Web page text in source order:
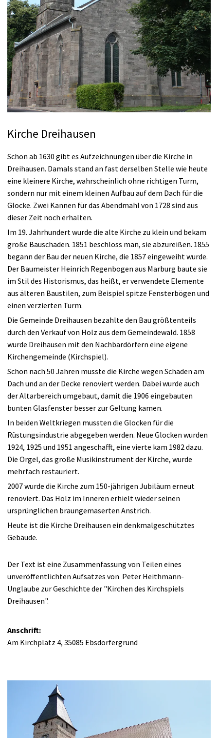
Kirche Dreihausen
Schon ab 1630 gibt es Aufzeichnungen über die Kirche in
Dreihausen. Damals stand an fast derselben Stelle wie heute
eine kleinere Kirche, wahrscheinlich ohne richtigen Turm,
sondern nur mit einem kleinen Aufbau auf dem Dach für die
Glocke. Zwei Kannen für das Abendmahl von 1728 sind aus
dieser Zeit noch erhalten.
Im 19. Jahrhundert wurde die alte Kirche zu klein und bekam
große Bauschäden. 1851 beschloss man, sie abzureißen. 1855
begann der Bau der neuen Kirche, die 1857 eingeweiht wurde.
Der Baumeister Heinrich Regenbogen aus Marburg baute sie
im Stil des Historismus, das heißt, er verwendete Elemente
aus älteren Baustilen, zum Beispiel spitze Fensterbögen und
einen verzierten Turm.
Die Gemeinde Dreihausen bezahlte den Bau größtenteils
durch den Verkauf von Holz aus dem Gemeindewald. 1858
wurde Dreihausen mit den Nachbardörfern eine eigene
Kirchengemeinde (Kirchspiel).
Schon nach 50 Jahren musste die Kirche wegen Schäden am
Dach und an der Decke renoviert werden. Dabei wurde auch
der Altarbereich umgebaut, damit die 1906 eingebauten
bunten Glasfenster besser zur Geltung kamen.
In beiden Weltkriegen mussten die Glocken für die
Rüstungsindustrie abgegeben werden. Neue Glocken wurden
1924, 1925 und 1951 angeschafft, eine vierte kam 1982 dazu.
Die Orgel, das große Musikinstrument der Kirche, wurde
mehrfach restauriert.
2007 wurde die Kirche zum 150-jährigen Jubiläum erneut
renoviert. Das Holz im Inneren erhielt wieder seinen
ursprünglichen braungemaserten Anstrich.
Heute ist die Kirche Dreihausen ein denkmalgeschütztes
Gebäude.
Der Text ist eine Zusammenfassung von Teilen eines
unveröffentlichten Aufsatzes von Peter Heithmann-
Unglaube zur Geschichte der "Kirchen des Kirchspiels
Dreihausen".
Anschrift:
Am Kirchplatz 4, 35085 Ebsdorfergrund